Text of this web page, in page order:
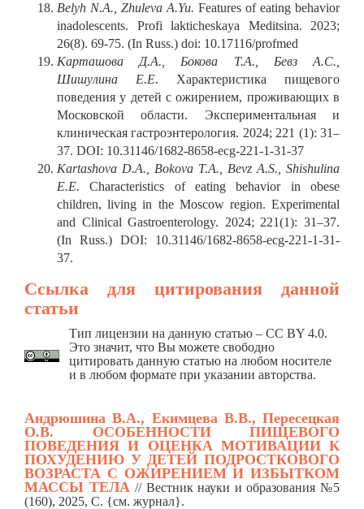
Belyh N.A., Zhuleva A.Yu. Features of eating behavior
inadolescents. Profi lakticheskaya Meditsina. 2023;
26(8). 69-75. (In Russ.) doi: 10.17116/profmed
Карташова Д.А., Бокова Т.А., Бевз А.С.,
Шишулина Е.Е. Характеристика пищевого
поведения у детей с ожирением, проживающих в
Московской области. Экспериментальная и
клиническая гастроэнтерология. 2024; 221 (1): 31–
37. DOI: 10.31146/1682-8658-ecg-221-1-31-37
Kartashova D.A., Bokova T.A., Bevz A.S., Shishulina
E.E. Characteristics of eating behavior in obese
children, living in the Moscow region. Experimental
and Clinical Gastroenterology. 2024; 221(1): 31–37.
(In Russ.) DOI: 10.31146/1682-8658-ecg-221-1-31-
37.
Ссылка для цитирования данной
статьи
Тип лицензии на данную статью – CC BY 4.0.
Это значит, что Вы можете свободно
цитировать данную статью на любом носителе
и в любом формате при указании авторства.
Андрюшина В.А., Екимцева В.В., Пересецкая
О.В.
ОСОБЕННОСТИ ПИЩЕВОГО
ПОВЕДЕНИЯ И ОЦЕНКА МОТИВАЦИИ К
ПОХУДЕНИЮ У ДЕТЕЙ ПОДРОСТКОВОГО
ВОЗРАСТА С ОЖИРЕНИЕМ И ИЗБЫТКОМ
МАССЫ ТЕЛА // Вестник науки и образования №5
(160), 2025, C. {см. журнал}.